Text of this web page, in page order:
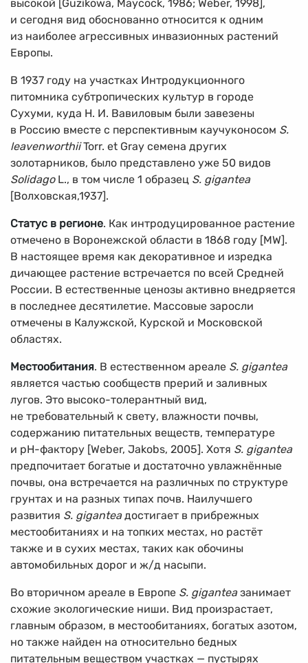
высокой [Guzikowa, Maycock, 1986; Weber, 1998],
и сегодня вид обоснованно относится к одним
из наиболее агрессивных инвазионных растений
Европы.
В 1937 году на участках Интродукционного
питомника субтропических культур в городе
Сухуми, куда Н. И. Вавиловым были завезены
в Россию вместе с перспективным каучуконосом S.
leavenworthiiTorr. et Gray семена других
золотарников, было представлено уже 50 видов
SolidagoL., в том числе 1 образец S. gigantea
[Волховская,1937].
Статус в регионе. Как интродуцированное растение
отмечено в Воронежской области в 1868 году [MW].
В настоящее время как декоративное и изредка
дичающее растение встречается по всей Средней
России. В естественные ценозы активно внедряется
в последнее десятилетие. Массовые заросли
отмечены в Калужской, Курской и Московской
областях.
Местообитания. В естественном ареале S. gigantea
является частью сообществ прерий и заливных
лугов. Это высоко-толерантный вид,
не требовательный к свету, влажности почвы,
содержанию питательных веществ, температуре
и рН-фактору [Weber, Jakobs, 2005]. Хотя S. gigantea
предпочитает богатые и достаточно увлажнённые
почвы, она встречается на различных по структуре
грунтах и на разных типах почв. Наилучшего
развития S. giganteaдостигает в прибрежных
местообитаниях и на топких местах, но растёт
также и в сухих местах, таких как обочины
автомобильных дорог и ж/д насыпи.
Во вторичном ареале в Европе S. giganteaзанимает
схожие экологические ниши. Вид произрастает,
главным образом, в местообитаниях, богатых азотом,
но также найден на относительно бедных
питательным веществом участках — пустырях